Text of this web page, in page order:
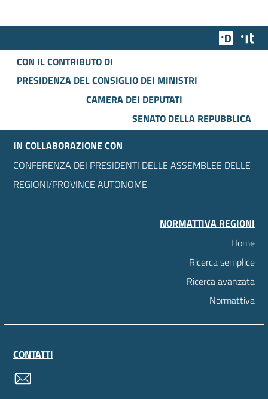
Team
CON IL CONTRIBUTO DI
PRESIDENZA DEL CONSIGLIO DEI MINISTRI
CAMERA DEI DEPUTATI
SENATO DELLA REPUBBLICA
IN COLLABORAZIONE CON
CONFERENZA DEI PRESIDENTI DELLE ASSEMBLEE DELLE
REGIONI/PROVINCE AUTONOME
NORMATTIVA REGIONI
Home
Ricerca semplice
Ricerca avanzata
Normattiva
CONTATTI